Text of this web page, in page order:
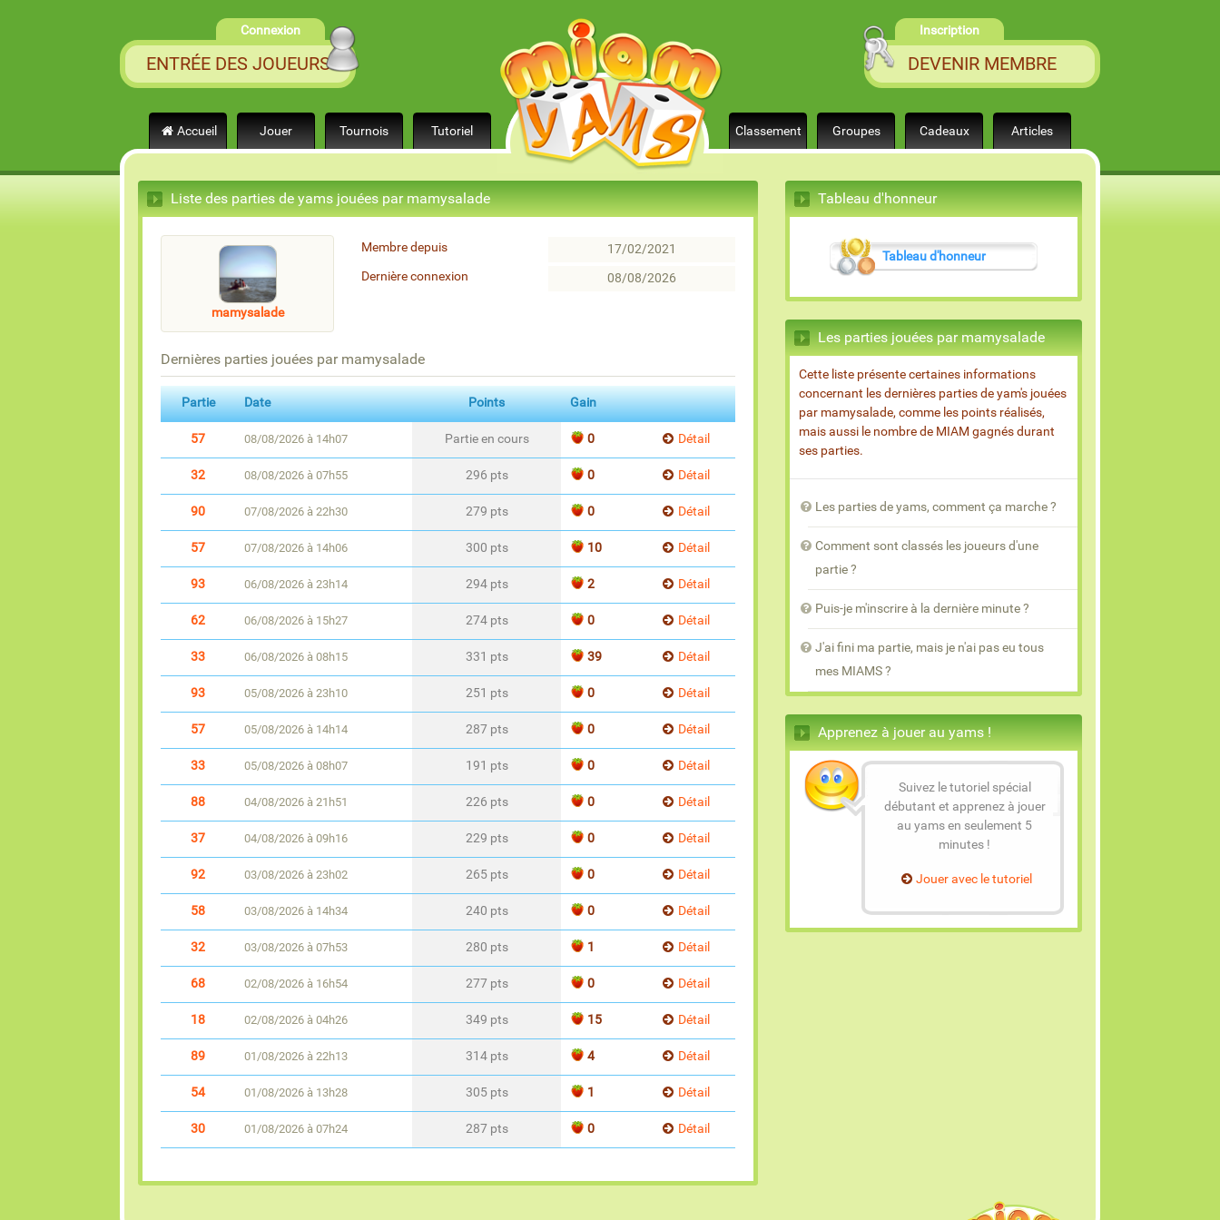
Connexion
ENTRÉE DES JOUEURS
Inscription
DEVENIR MEMBRE
Accueil Jouer Tournois Tutoriel Classement Groupes Cadeaux Articles
Liste des parties de yams jouées par mamysalade
mamysalade
Membre depuis
17/02/2021
Dernière connexion
08/08/2026
Dernières parties jouées par mamysalade
Partie Date Points Gain
57 08/08/2026 à 14h07 Partie en cours 0 Détail
32 08/08/2026 à 07h55 296 pts 0 Détail
90 07/08/2026 à 22h30 279 pts 0 Détail
57 07/08/2026 à 14h06 300 pts 10 Détail
93 06/08/2026 à 23h14 294 pts 2 Détail
62 06/08/2026 à 15h27 274 pts 0 Détail
33 06/08/2026 à 08h15 331 pts 39 Détail
93 05/08/2026 à 23h10 251 pts 0 Détail
57 05/08/2026 à 14h14 287 pts 0 Détail
33 05/08/2026 à 08h07 191 pts 0 Détail
88 04/08/2026 à 21h51 226 pts 0 Détail
37 04/08/2026 à 09h16 229 pts 0 Détail
92 03/08/2026 à 23h02 265 pts 0 Détail
58 03/08/2026 à 14h34 240 pts 0 Détail
32 03/08/2026 à 07h53 280 pts 1 Détail
68 02/08/2026 à 16h54 277 pts 0 Détail
18 02/08/2026 à 04h26 349 pts 15 Détail
89 01/08/2026 à 22h13 314 pts 4 Détail
54 01/08/2026 à 13h28 305 pts 1 Détail
30 01/08/2026 à 07h24 287 pts 0 Détail
Tableau d'honneur
Tableau d'honneur
Les parties jouées par mamysalade
Cette liste présente certaines informations
concernant les dernières parties de yam's jouées
par mamysalade, comme les points réalisés,
mais aussi le nombre de MIAM gagnés durant
ses parties.
Les parties de yams, comment ça marche ?
Comment sont classés les joueurs d'une
partie ?
Puis-je m'inscrire à la dernière minute ?
J'ai fini ma partie, mais je n'ai pas eu tous
mes MIAMS ?
Apprenez à jouer au yams !
Suivez le tutoriel spécial
débutant et apprenez à jouer
au yams en seulement 5
minutes !
Jouer avec le tutoriel